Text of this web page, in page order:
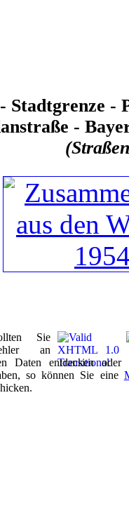
Stadtgrenze -
-
Sie
an
Daten entdecken oder
so können Sie eine